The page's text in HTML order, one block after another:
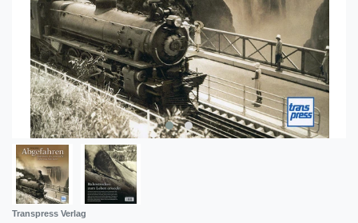
Transpress Verlag